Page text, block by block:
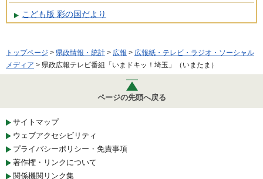
こども版 彩の国だより
トップページ > 県政情報・統計 > 広報 > 広報紙・テレビ・ラジオ・ソーシャル
メディア > 県政広報テレビ番組「いまドキッ！埼玉」（いまたま）
ページの先頭へ戻る
サイトマップ
ウェブアクセシビリティ
プライバシーポリシー・免責事項
著作権・リンクについて
関係機関リンク集